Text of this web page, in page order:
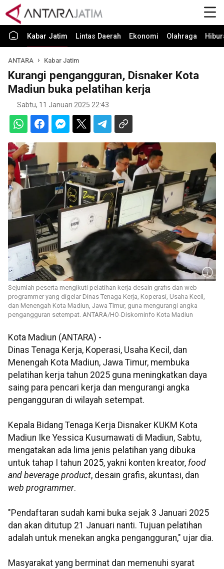
Kabar Jatim Lintas Daerah Ekonomi Olahraga
ANTARA Kabar Jatim
Kurangi pengangguran, Disnaker Kota
Madiun buka pelatihan kerja
Sabtu, 11 Januari 2025 22:43
Sejumlah peserta mengikuti pelatihan kerja desain grafis dan web
programmer yang digelar Dinas Tenaga Kerja, Koperasi, Usaha Kecil,
dan Menengah Kota Madiun, Jawa Timur, guna mengurangi angka
pengangguran setempat. ANTARA/HO-Diskominfo Kota Madiun
Kota Madiun (ANTARA) -
Dinas Tenaga Kerja, Koperasi, Usaha Kecil, dan
Menengah Kota Madiun, Jawa Timur, membuka
pelatihan kerja tahun 2025 guna meningkatkan daya
saing para pencari kerja dan mengurangi angka
pengangguran di wilayah setempat.
Kepala Bidang Tenaga Kerja Disnaker KUKM Kota
Madiun Ike Yessica Kusumawati di Madiun, Sabtu,
mengatakan ada lima jenis pelatihan yang dibuka
untuk tahap I tahun 2025, yakni konten kreator, food
and beverage product, desain grafis, akuntasi, dan
web programmer.
"Pendaftaran sudah kami buka sejak 3 Januari 2025
dan akan ditutup 21 Januari nanti. Tujuan pelatihan
adalah untuk menekan angka pengangguran," ujar dia.
Masyarakat yang berminat dan memenuhi syarat